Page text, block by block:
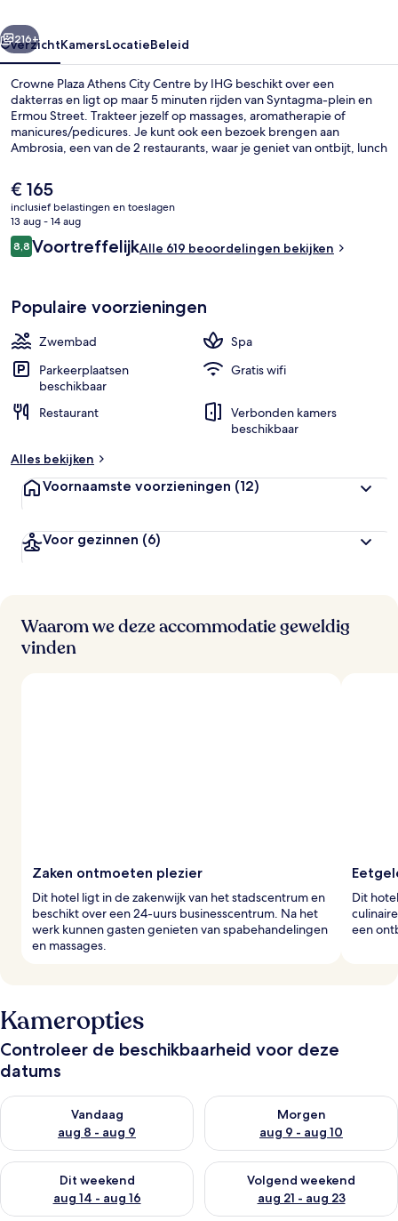
IHG
Volgende
216+
OverzichtKamersLocatieBeleid
Crowne Plaza Athens City Centre by IHG beschikt over een
dakterras en ligt op maar 5 minuten rijden van Syntagma-plein en
Ermou Street. Trakteer jezelf op massages, aromatherapie of
manicures/pedicures. Je kunt ook een bezoek brengen aan
Ambrosia, een van de 2 restaurants, waar je geniet van ontbijt, lunch
buitenzwembad, een bar aan het zwembad en een fitnesscentrum.
Andere reizigers waarderen het behulpzame personeel. Het
openbaar vervoer vind je op korte loopafstand: het is 7 minuten
lopen naar Station Megaro Moussikis en 11 minuten naar Station
Evangelismos.
De
huidige
prijs
is
€ 165
€ 165
inclusief belastingen en toeslagen
13 aug - 14 aug
Beoordelingen
8,88,8 op 10 –
VoortreffelijkAlle 619 beoordelingen bekijken
Populaire voorzieningen
Zwembad
Spa
Parkeerplaatsen
beschikbaar
Gratis wifi
Restaurant
Verbonden kamers
beschikbaar
Alles bekijken
Voornaamste voorzieningen (12)
Voor gezinnen (6)
Waarom we deze accommodatie geweldig
vinden
Zaken ontmoeten plezier
Dit hotel ligt in de zakenwijk van het stadscentrum en
beschikt over een 24-uurs businesscentrum. Na het
werk kunnen gasten genieten van spabehandelingen
en massages.
Dit
een
Kameropties
Controleer de beschikbaarheid voor deze
datums
Vandaag
aug 8 - aug 9
De beschikbaarheid controleren voor vanavond aug 8 - aug 9
Morgen
aug 9 - aug 10
De beschikbaarheid
Dit weekend
aug 14 - aug 16
De beschikbaarheid controleren voor dit weekend aug 14 -
Volgend weekend
aug 21 - aug 23
De beschikbaarheid